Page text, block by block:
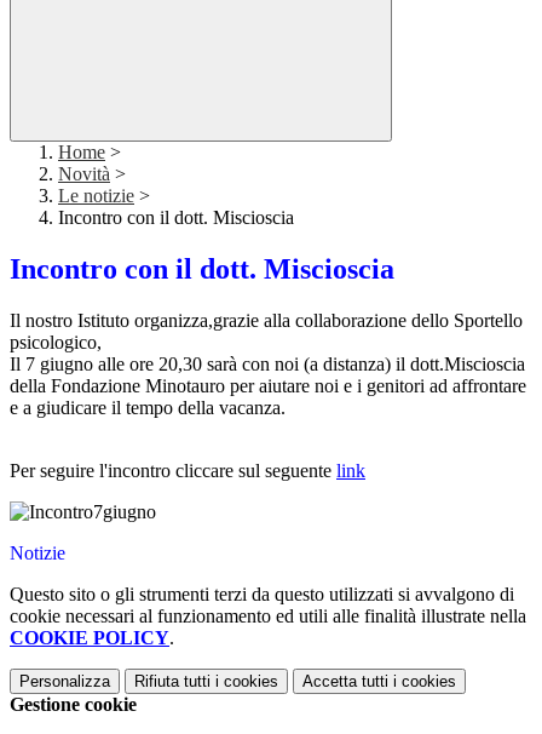
Home >
Novità >
Le notizie >
Incontro con il dott. Miscioscia
Incontro con il dott. Miscioscia
Il nostro Istituto organizza,grazie alla collaborazione dello Sportello
psicologico,
Il 7 giugno alle ore 20,30 sarà con noi (a distanza) il dott.Miscioscia
della Fondazione Minotauro per aiutare noi e i genitori ad affrontare
e a giudicare il tempo della vacanza.
Per seguire l'incontro cliccare sul seguente link
Notizie
Questo sito o gli strumenti terzi da questo utilizzati si avvalgono di
cookie necessari al funzionamento ed utili alle finalità illustrate nella
COOKIE POLICY.
Personalizza Rifiuta tutti i cookies Accetta tutti i cookies
Gestione cookie